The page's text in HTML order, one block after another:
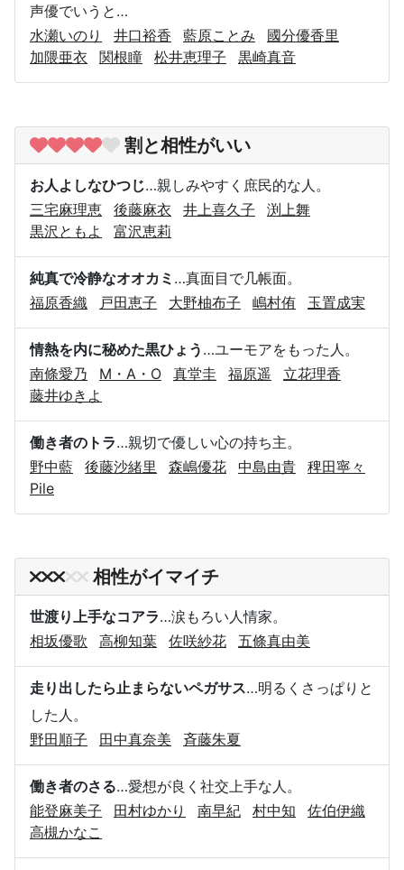
声優でいうと…
水瀬いのり
井口裕香 藍原ことみ
國分優香里
加隈亜衣
関根瞳 松井恵理子 黒崎真音
割と相性がいい
お人よしなひつじ…親しみやすく庶民的な人。
三宅麻理恵
後藤麻衣 井上喜久子
渕上舞
黒沢ともよ
富沢恵莉
純真で冷静なオオカミ …真面目で几帳面。
福原香織
戸田恵子 大野柚布子 嶋村侑 玉置成実
情熱を内に秘めた黒ひょう …ユーモアをもった人。
南條愛乃
M・A・O 真堂圭 福原遥
立花理香
藤井ゆきよ
働き者のトラ…親切で優しい心の持ち主。
野中藍
後藤沙緒里 森嶋優花 中島由貴
稗田寧々
Pile
相性がイマイチ
世渡り上手なコアラ…涙もろい人情家。
相坂優歌
高柳知葉 佐咲紗花 五條真由美
走り出したら止まらないペガサス…明るくさっぱりと
した人。
野田順子
田中真奈美 斉藤朱夏
働き者のさる…愛想が良く社交上手な人。
能登麻美子
田村ゆかり 南早紀 村中知
佐伯伊織
高槻かなこ